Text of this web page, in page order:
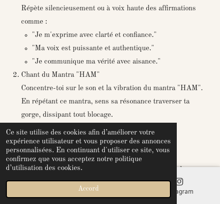
Ce site utilise des cookies afin d’améliorer votre
expérience utilisateur et vous proposer des annonces
personnalisées. En continuant d'utiliser ce site, vous
confirmez que vous acceptez notre politique
d’utilisation des cookies.
Accord
Répète silencieusement ou à voix haute des affirmations
comme :
"Je m'exprime avec clarté et confiance."
"Ma voix est puissante et authentique."
"Je communique ma vérité avec aisance."
Chant du Mantra "HAM"
Concentre-toi sur le son et la vibration du mantra "HAM".
En répétant ce mantra, sens sa résonance traverser ta
gorge, dissipant tout blocage.
Conclure la Méditation
Gratitude et Ancrage
Prends quelques instants pour exprimer ta gratitude envers
toi-même pour avoir pris le temps de nourrir ton bien-être.
Sens l'énergie stable et équilibrée dans ta gorge.
Téléphone Instagram